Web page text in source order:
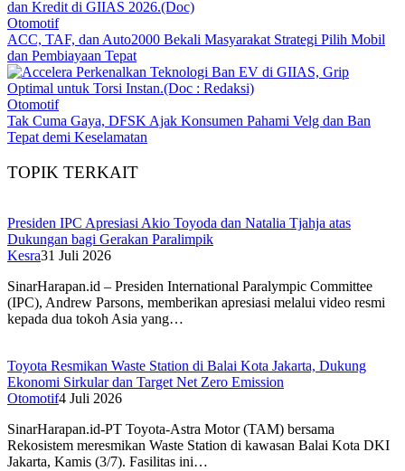
Otomotif
ACC, TAF, dan Auto2000 Bekali Masyarakat Strategi Pilih Mobil
dan Pembiayaan Tepat
Otomotif
Tak Cuma Gaya, DFSK Ajak Konsumen Pahami Velg dan Ban
Tepat demi Keselamatan
TOPIK TERKAIT
Presiden IPC Apresiasi Akio Toyoda dan Natalia Tjahja atas
Dukungan bagi Gerakan Paralimpik
Kesra31 Juli 2026
SinarHarapan.id – Presiden International Paralympic Committee
(IPC), Andrew Parsons, memberikan apresiasi melalui video resmi
kepada dua tokoh Asia yang…
Toyota Resmikan Waste Station di Balai Kota Jakarta, Dukung
Ekonomi Sirkular dan Target Net Zero Emission
Otomotif4 Juli 2026
SinarHarapan.id-PT Toyota-Astra Motor (TAM) bersama
Rekosistem meresmikan Waste Station di kawasan Balai Kota DKI
Jakarta, Kamis (3/7). Fasilitas ini…